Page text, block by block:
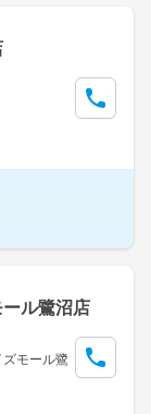
ル鷺沼店
モール鷺